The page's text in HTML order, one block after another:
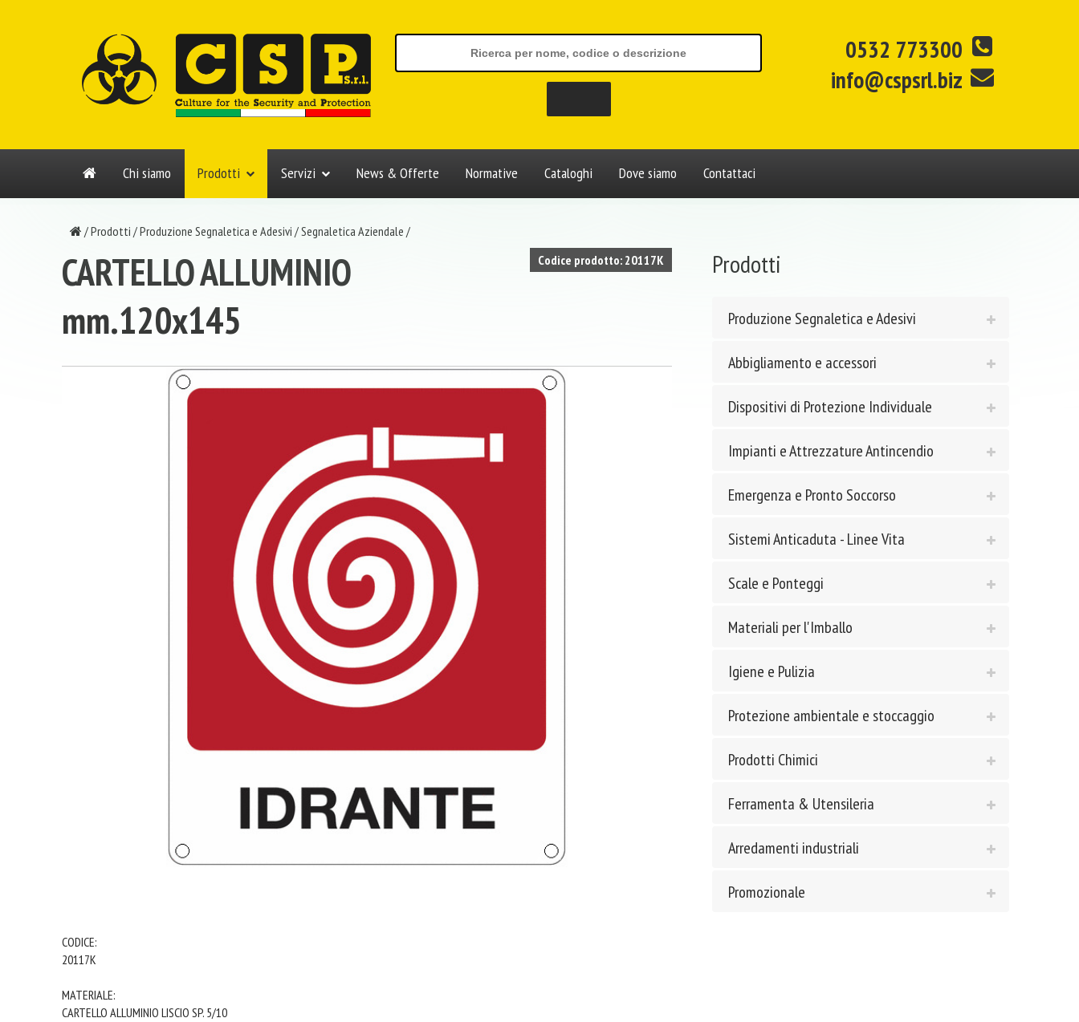
0532 773300
info@cspsrl.biz
Chi siamo Prodotti Servizi News & Offerte Normative Cataloghi Dove siamo Contattaci
/Prodotti /Produzione Segnaletica e Adesivi /Segnaletica Aziendale /
Codice prodotto: 20117K
CARTELLO ALLUMINIO
mm.120x145
CODICE:
20117K
MATERIALE:
CARTELLO ALLUMINIO LISCIO SP. 5/10
Prodotti
Produzione Segnaletica e Adesivi
Abbigliamento e accessori
Dispositivi di Protezione Individuale
Impianti e Attrezzature Antincendio
Emergenza e Pronto Soccorso
Sistemi Anticaduta - Linee Vita
Scale e Ponteggi
Materiali per l'Imballo
Igiene e Pulizia
Protezione ambientale e stoccaggio
Prodotti Chimici
Ferramenta & Utensileria
Arredamenti industriali
Promozionale